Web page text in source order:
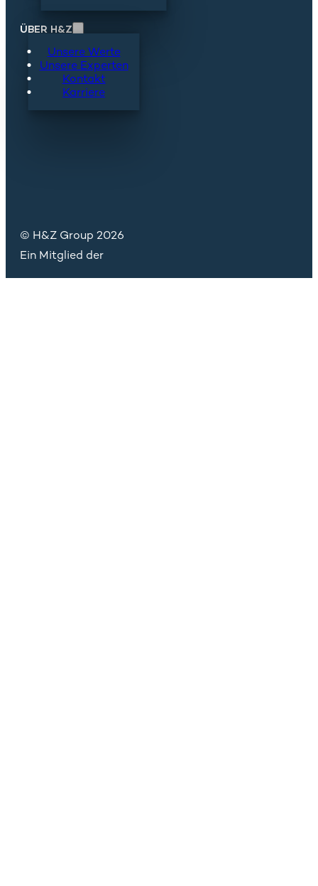
ÜBER H&Z
Unsere Werte
Unsere Experten
Kontakt
Karriere
© H&Z Group 2026
Ein Mitglied der